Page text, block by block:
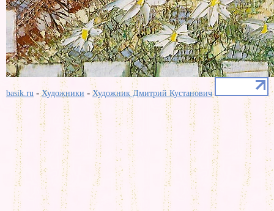
basik.ru -Художники -Художник Дмитрий Кустанович